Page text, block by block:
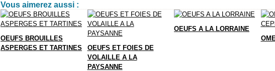
Vous aimerez aussi :
OEUFS BROUILLES
ASPERGES ET TARTINES
OEUFS ET FOIES DE
VOLAILLE A LA
PAYSANNE
OEUFS A LA LORRAINE